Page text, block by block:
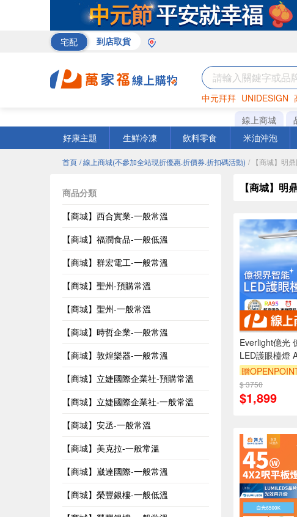
宅配 到店取貨
中元拜拜 UNIDESIGN
罐頭 咖啡 海苔
線上商城
好康主題
生鮮冷凍 飲料零食 米油沖泡
首頁 / 線上商城(不參加全站現折優惠.折價券.折扣碼活動) / 【商城】明
商品分類
【商城】西合實業-一般常溫
【商城】福潤食品-一般低溫
【商城】群宏電工-一般常溫
【商城】聖州-預購常溫
【商城】聖州-一般常溫
【商城】時哲企業-一般常溫
【商城】敦煌樂器-一般常溫
【商城】立婕國際企業社-預購常溫
【商城】立婕國際企業社-一般常溫
【商城】安丞-一般常溫
【商城】美克拉-一般常溫
【商城】崴達國際-一般常溫
【商城】榮豐銀樓-一般低溫
【商城】明
Everlight億光
LED護眼檯燈
認證(附遙控器)
贈
訂單滿999享9折
$ 3750
$1,899